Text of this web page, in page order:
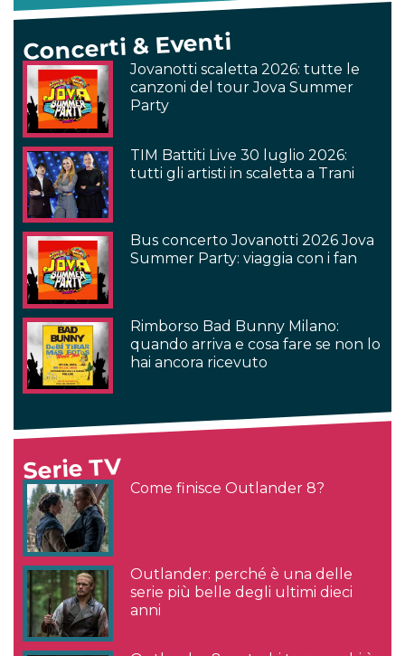
Concerti & Eventi
Jovanotti scaletta 2026: tutte le
canzoni del tour Jova Summer
Party
TIM Battiti Live 30 luglio 2026:
tutti gli artisti in scaletta a Trani
Bus concerto Jovanotti 2026 Jova
Summer Party: viaggia con i fan
Rimborso Bad Bunny Milano:
quando arriva e cosa fare se non lo
hai ancora ricevuto
Serie TV
Come finisce Outlander 8?
Outlander: perché è una delle
serie più belle degli ultimi dieci
anni